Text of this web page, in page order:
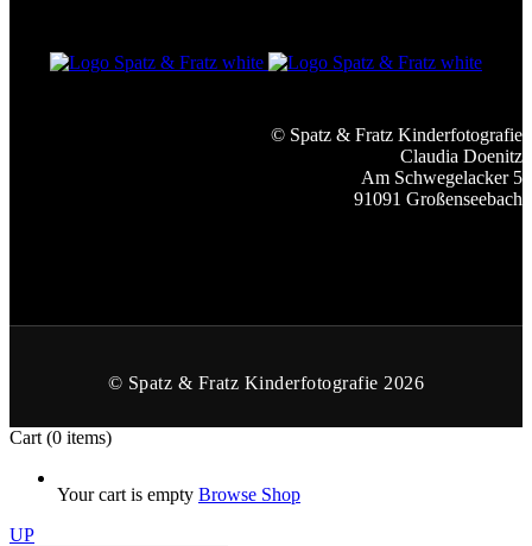
© Spatz & Fratz Kinderfotografie
Claudia Doenitz
Am Schwegelacker 5
91091 Großenseebach
© Spatz & Fratz Kinderfotografie 2026
Cart (0 items)
Your cart is empty Browse Shop
UP